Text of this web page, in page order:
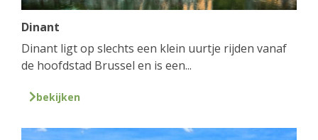
Dinant
Dinant ligt op slechts een klein uurtje rijden vanaf
de hoofdstad Brussel en is een...
bekijken